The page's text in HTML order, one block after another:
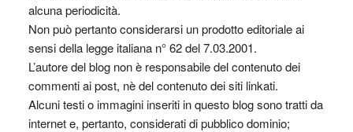
alcuna periodicità.
Non può pertanto considerarsi un prodotto editoriale ai
sensi della legge italiana n° 62 del 7.03.2001.
L’autore del blog non è responsabile del contenuto dei
commenti ai post, nè del contenuto dei siti linkati.
Alcuni testi o immagini inseriti in questo blog sono tratti da
internet e, pertanto, considerati di pubblico dominio;